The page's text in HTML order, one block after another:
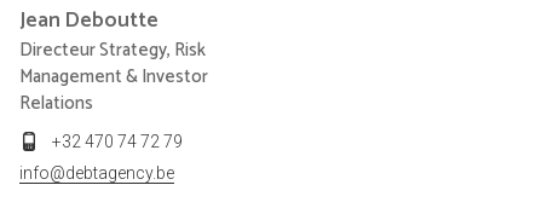
Jean Deboutte
Directeur Strategy, Risk
Management & Investor
Relations
+32 470 74 72 79
info@debtagency.be